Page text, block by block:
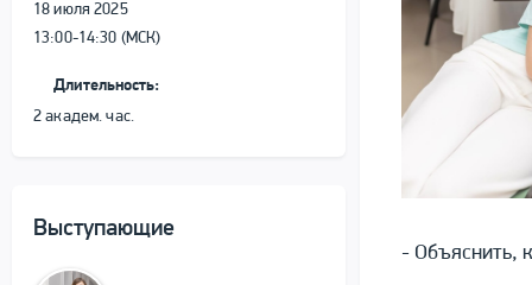
18 июля 2025
13:00-14:30 (МСК)
Длительность:
2 академ. час.
Выступающие
- Объяснить,